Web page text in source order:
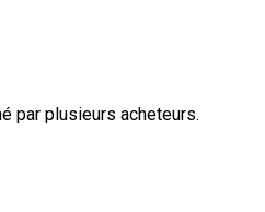
par plusieurs acheteurs.